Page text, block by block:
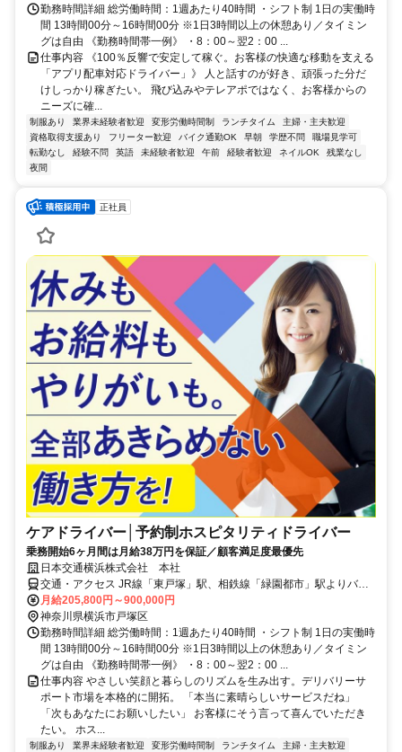
勤務時間詳細 総労働時間：1週あたり40時間 ・シフト制 1日の実働時
間 13時間00分～16時間00分 ※1日3時間以上の休憩あり／タイミン
グは自由 《勤務時間帯一例》 ・8：00～翌2：00 ...
仕事内容 《100％反響で安定して稼ぐ。お客様の快適な移動を支える
「アプリ配車対応ドライバー」》 人と話すのが好き、頑張った分だ
けしっかり稼ぎたい。 飛び込みやテレアポではなく、お客様からの
ニーズに確...
制服あり 業界未経験者歓迎 変形労働時間制 ランチタイム
主婦・主夫歓迎
資格取得支援あり
フリーター歓迎 バイク通勤OK 早朝 学歴不問
職場見学可
転勤なし
経験不問 英語 未経験者歓迎 午前 経験者歓迎 ネイルOK
残業なし
夜間
正社員
ケアドライバー│予約制ホスピタリティドライバー
乗務開始6ヶ月間は月給38万円を保証／顧客満足度最優先
日本交通横浜株式会社 本社
交通・アクセス JR線「東戸塚」駅、相鉄線「緑園都市」駅よりバス
で10分 妙法寺バス停下車徒歩5分
月給205,800円～900,000円
神奈川県横浜市戸塚区
勤務時間詳細 総労働時間：1週あたり40時間 ・シフト制 1日の実働時
間 13時間00分～16時間00分 ※1日3時間以上の休憩あり／タイミン
グは自由 《勤務時間帯一例》 ・8：00～翌2：00 ...
仕事内容 やさしい笑顔と暮らしのリズムを生み出す。デリバリーサ
ポート市場を本格的に開拓。 「本当に素晴らしいサービスだね」
「次もあなたにお願いしたい」 お客様にそう言って喜んでいただき
たい。 ホス...
制服あり 業界未経験者歓迎 変形労働時間制 ランチタイム
主婦・主夫歓迎